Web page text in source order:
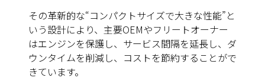
その革新的な“コンパクトサイズで大きな性能”と
いう設計により、主要OEMやフリートオーナー
はエンジンを保護し、サービス間隔を延長し、ダ
ウンタイムを削減し、コストを節約することがで
きています。